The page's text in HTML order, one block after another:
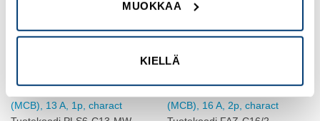
MUOKKAA
KIELLÄ
(MCB), 13 A, 1p, charact
(MCB), 16 A, 2p, charact